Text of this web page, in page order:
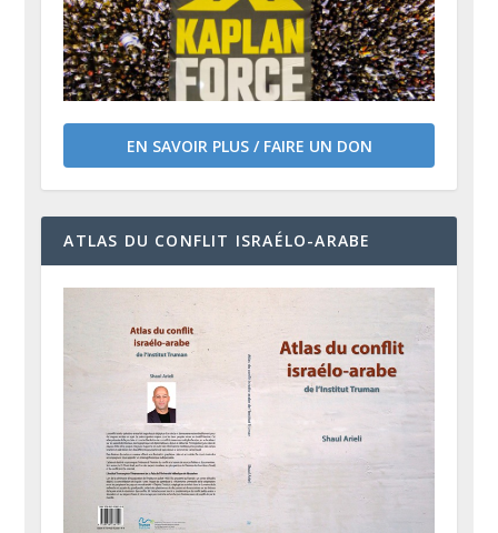
EN SAVOIR PLUS / FAIRE UN DON
ATLAS DU CONFLIT ISRAÉLO-ARABE